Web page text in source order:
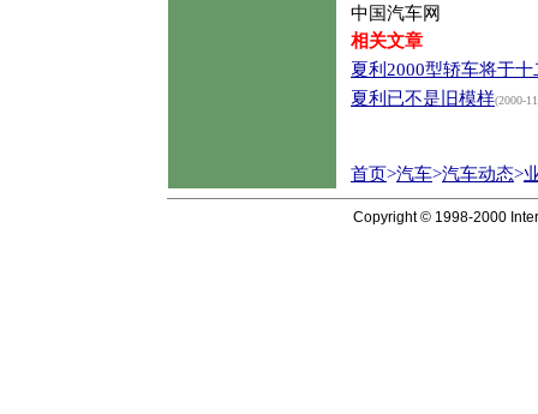
中国汽车网
相关文章
夏利2000型轿车将于
夏利已不是旧模样(2000-
首页>汽车>汽车动态>
Copyright © 1998-2000